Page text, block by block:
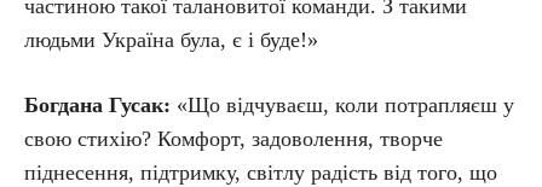
частиною такої талановитої команди. З такими
людьми Україна була, є і буде!»
Богдана Гусак: «Що відчуваєш, коли потрапляєш у
свою стихію? Комфорт, задоволення, творче
піднесення, підтримку, світлу радість від того, що